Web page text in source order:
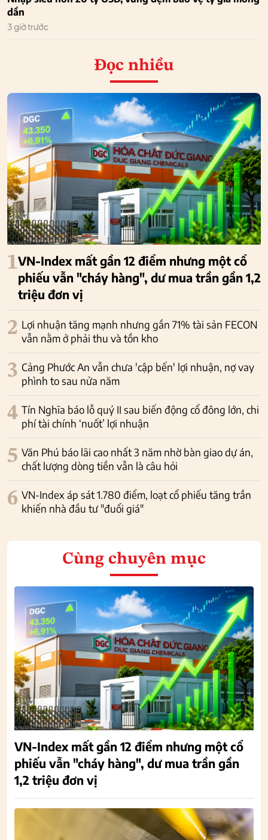
dần
3 giờ trước
Đọc nhiều
1VN-Index mất gần 12 điểm nhưng một cổ
phiếu vẫn "cháy hàng", dư mua trần gần 1,2
triệu đơn vị
2 Lợi nhuận tăng mạnh nhưng gần 71% tài sản FECON
vẫn nằm ở phải thu và tồn kho
3 Cảng Phước An vẫn chưa 'cập bến' lợi nhuận, nợ vay
phình to sau nửa năm
4 Tín Nghĩa báo lỗ quý II sau biến động cổ đông lớn, chi
phí tài chính ‘nuốt’ lợi nhuận
5 Văn Phú báo lãi cao nhất 3 năm nhờ bàn giao dự án,
chất lượng dòng tiền vẫn là câu hỏi
6 VN-Index áp sát 1.780 điểm, loạt cổ phiếu tăng trần
khiến nhà đầu tư "đuổi giá"
Cùng chuyên mục
VN-Index mất gần 12 điểm nhưng một cổ
phiếu vẫn "cháy hàng", dư mua trần gần
1,2 triệu đơn vị